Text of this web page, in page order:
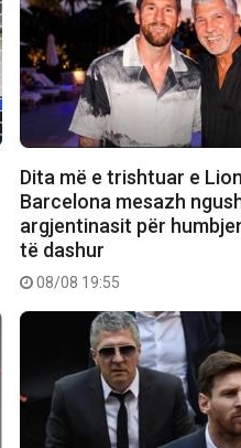
Dita më e trishtuar e
Barcelona mesazh
argjentinasit për
të dashur
08/08 19:55